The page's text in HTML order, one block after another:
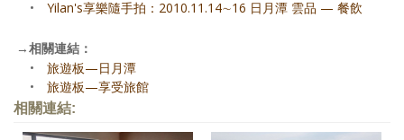
• Yilan's享樂隨手拍：2010.11.14∼16 日月潭 雲品 — 餐飲
→相關連結：
•
旅遊板—日月潭
•
旅遊板—享受旅館
相關連結: